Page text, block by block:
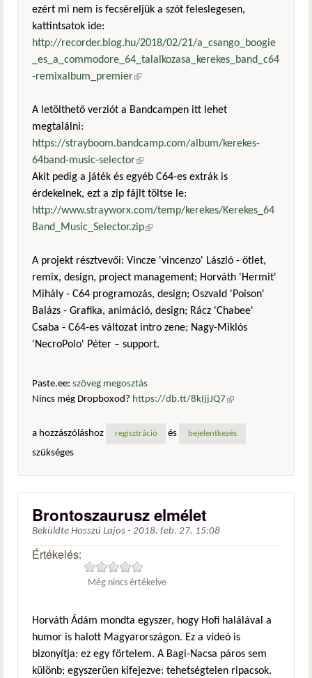
ezért mi nem is fecséreljük a szót feleslegesen,
kattintsatok ide:
http://recorder.blog.hu/2018/02/21/a_csango_boogie
_es_a_commodore_64_talalkozasa_kerekes_band_c64
-remixalbum_premier(külső hivatkozás)
A letölthető verziót a Bandcampen itt lehet
megtalálni:
https://strayboom.bandcamp.com/album/kerekes-
64band-music-selector(külső hivatkozás)
Akit pedig a játék és egyéb C64-es extrák is
érdekelnek, ezt a zip fájlt töltse le:
http://www.strayworx.com/temp/kerekes/Kerekes_64
Band_Music_Selector.zip(külső hivatkozás)
A projekt résztvevői: Vincze 'vincenzo' László - ötlet,
remix, design, project management; Horváth 'Hermit'
Mihály - C64 programozás, design; Oszvald 'Poison'
Balázs - Grafika, animáció, design; Rácz 'Chabee'
Csaba - C64-es változat intro zene; Nagy-Miklós
'NecroPolo' Péter – support.
Paste.ee: szöveg megosztás
Nincs még Dropboxod? https://db.tt/8kIjjJQ7 (külső
a hozzászóláshoz
regisztráció és bejelentkezés
szükséges
Brontoszaurusz elmélet
Beküldte Hosszú Lajos - 2018. feb. 27. 15:08
Értékelés:
Még nincs értékelve
Horváth Ádám mondta egyszer, hogy Hofi halálával a
humor is halott Magyarországon. Ez a videó is
bizonyítja: ez egy förtelem. A Bagi-Nacsa páros sem
különb; egyszerüen kifejezve: tehetségtelen ripacsok.